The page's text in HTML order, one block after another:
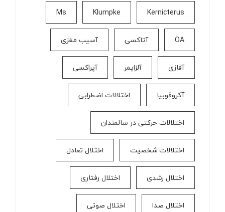
Kernicterus
Klumpke
Ms
OA آتاکسی آسیب مغزی
آفازی آلزایمر آپراکسی
آکروفوبیا اختلالات اضطرابی
اختلالات حرکتی در سالمندان
اختلالات شخصیت اختلال تعادل
اختلال رشدی اختلال رفتاری
اختلال صدا اختلال صوتی